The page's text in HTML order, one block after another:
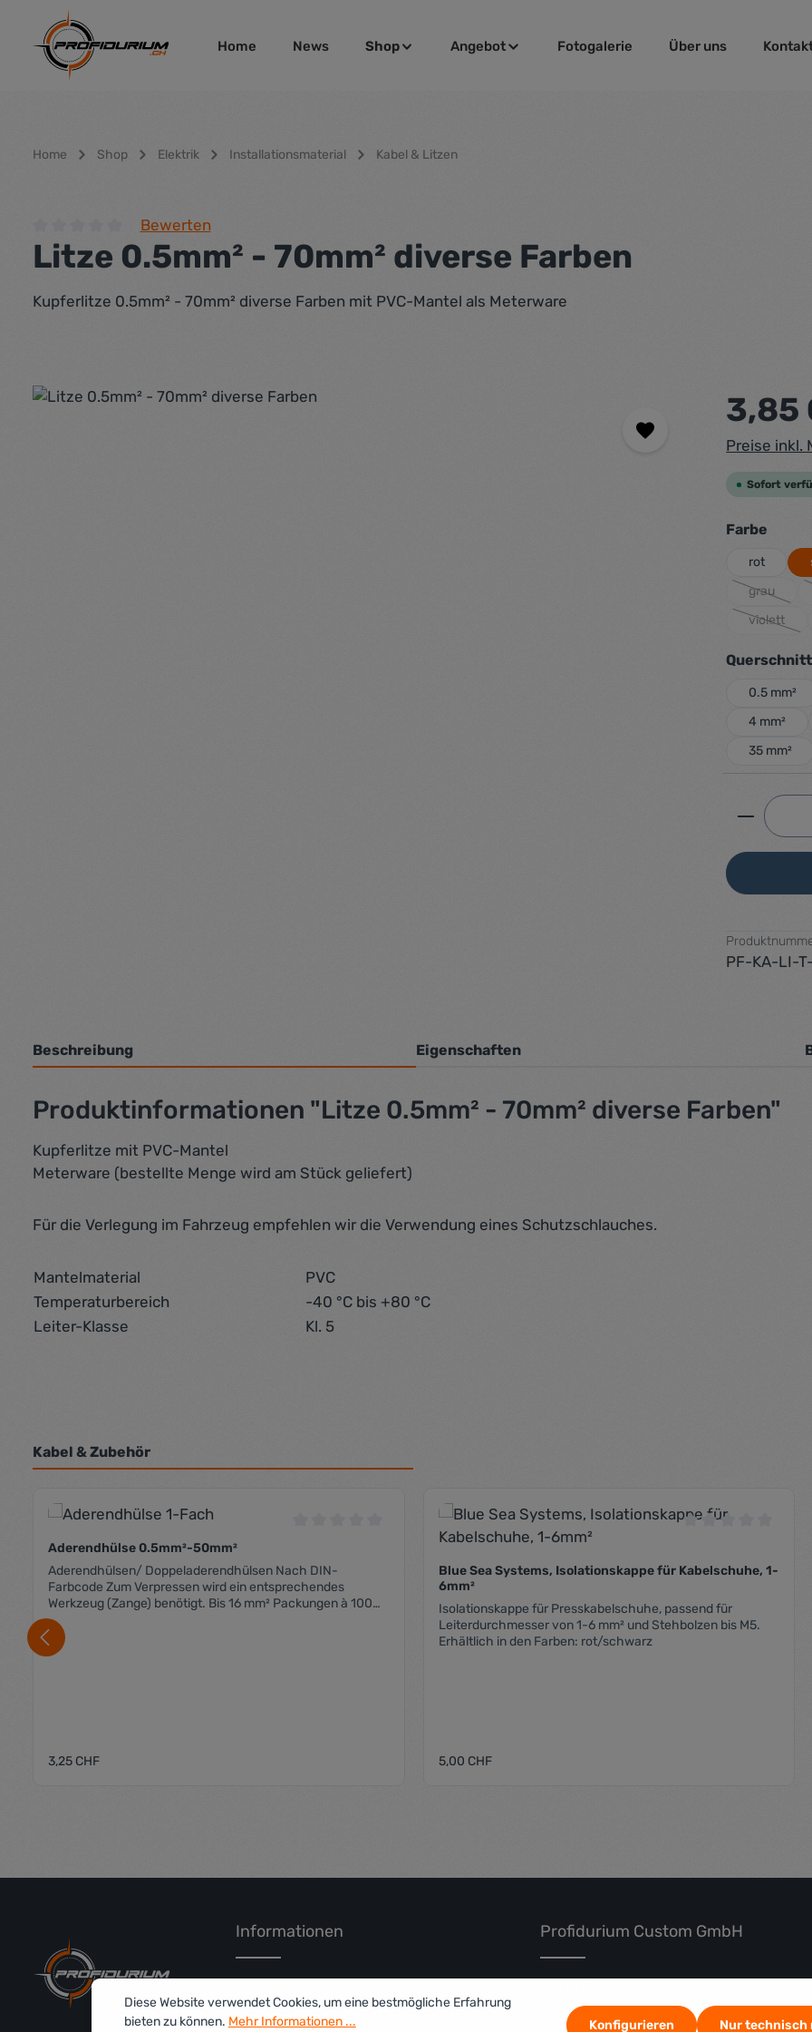
Hauptinhalt springen
Zur Hauptnavigation springen
Home News Shop Angebot Fotogalerie Über uns
Home Shop Elektrik Installationsmaterial Kabel & Litzen
Durchschnittliche Bewertung von 0 von 5 Sternen
Bewerten
Litze 0.5mm² - 70mm² diverse Farben
Kupferlitze 0.5mm² - 70mm² diverse Farben mit PVC-Mantel als Meterware
Bildergalerie überspringen Regulärer
3,85
Preise inkl.
Sofort
Farbe
rot
grau
(Diese
violett
(Diese
Querschnitt
0.5 mm²
4 mm²
35 mm²
PF-KA-LI-
Beschreibung Eigenschaften
Produktinformationen "Litze 0.5mm² - 70mm² diverse Farben"
Kupferlitze mit PVC-Mantel
Meterware (bestellte Menge wird am Stück geliefert)
Für die Verlegung im Fahrzeug empfehlen wir die Verwendung eines Schutzschlauches.
Mantelmaterial
PVC
Temperaturbereich
-40 °C bis +80 °C
Leiter-Klasse
Kl. 5
Kabel & Zubehör
Durchschnittliche Bewertung von 0 von 5 Sternen
Aderendhülse 0.5mm²-50mm²
Aderendhülsen/ Doppeladerendhülsen Nach DIN-
Farbcode Zum Verpressen wird ein entsprechendes
Werkzeug (Zange) benötigt. Bis 16 mm² Packungen à 100
Stk. Ab 25 mm² Packungen à 50 Stk.
Regulärer Preis:
3,25 CHF
Blue Sea Systems, Isolationskappe für Kabelschuhe, 1-
6mm²
Isolationskappe für Presskabelschuhe, passend für
Leiterdurchmesser von 1-6 mm² und Stehbolzen bis M5.
Erhältlich in den Farben: rot/schwarz
Regulärer Preis:
5,00 CHF
Informationen
Allgemeine Geschäftsbedingungen
Profidurium Custom GmbH
info@profidurium.ch
Diese Website verwendet Cookies, um eine bestmögliche Erfahrung
bieten zu können. Mehr Informationen ... Nur technisch
Konfigurieren